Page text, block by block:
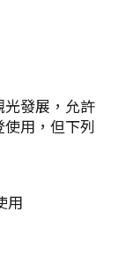
發展，允許
用，但下列
用